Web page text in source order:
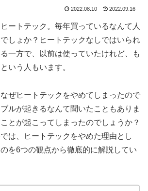
2022.08.10 2022.09.16
ートテック。毎年買っているなんて人
しょか？ヒートテックなしではいられ
一方で、以前は使っていたけれど、も
いう人もいます。
ぜヒートテックをやめてしまったので
ルが起きるなんて聞いたこともありま
とが起こってしまったのでしょうか？
は、ヒートテックをやめた理由とし
を6つの観点から徹底的に解説してい